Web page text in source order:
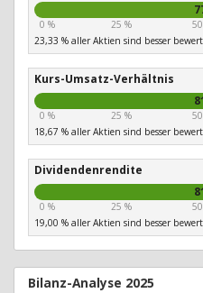
0 % 25 %
23,33 % aller Aktien sind besser
Kurs-Umsatz-Verhältnis
0 % 25 %
18,67 % aller Aktien sind besser
Dividendenrendite
0 % 25 %
19,00 % aller Aktien sind besser
Bilanz-Analyse 2025